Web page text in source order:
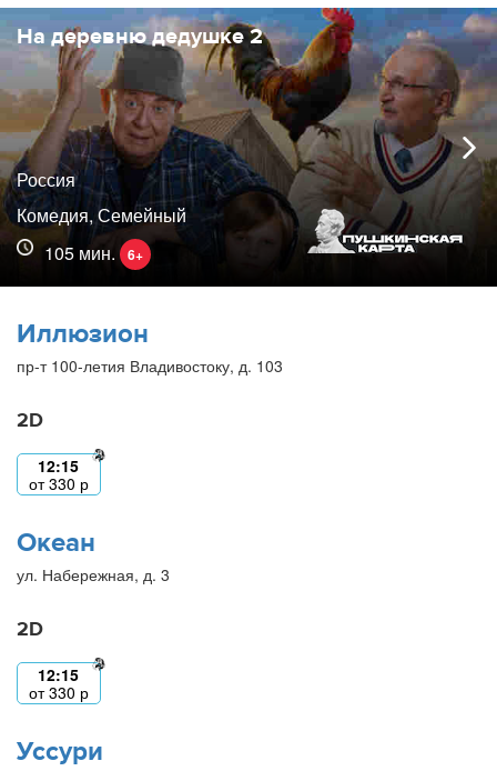
На деревню дедушке 2
Россия
Комедия, Семейный
105 мин.
6+
Иллюзион
пр-т 100-летия Владивостоку, д. 103
2D
12:15
от330 р
Океан
ул. Набережная, д. 3
2D
12:15
от330 р
Уссури